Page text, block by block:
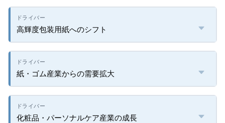
高輝度包装用紙へのシフト
紙・ゴム産業からの需要拡大
化粧品・パーソナルケア産業の成長